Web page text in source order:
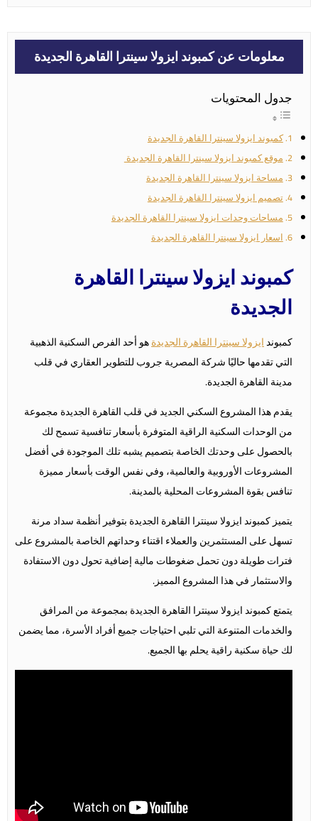
معلومات عن كمبوند ايزولا سينترا القاهرة الجديدة
جدول المحتويات
كمبوند ايزولا سينترا القاهرة الجديدة
موقع كمبوند ايزولا سينترا القاهرة الجديدة
مساحة ايزولا سينترا القاهرة الجديدة
تصميم ايزولا سينترا القاهرة الجديدة
مساحات وحدات ايزولا سينترا القاهرة الجديدة
اسعار ايزولا سينترا القاهرة الجديدة
كمبوند ايزولا سينترا القاهرة
الجديدة
كمبوندايزولا سينترا القاهرة الجديدةهو أحد الفرص السكنية الذهبية
التي تقدمها حاليًا شركة المصرية جروب للتطوير العقاري في قلب
مدينة القاهرة الجديدة.
يقدم هذا المشروع السكني الجديد في قلب القاهرة الجديدة مجموعة
من الوحدات السكنية الراقية المتوفرة بأسعار تنافسية تسمح لك
بالحصول على وحدتك الخاصة بتصميم يشبه تلك الموجودة في أفضل
المشروعات الأوروبية والعالمية، وفي نفس الوقت بأسعار مميزة
تنافس بقوة المشروعات المحلية بالمدينة.
يتميز كمبوند ايزولا سينترا القاهرة الجديدة بتوفير أنظمة سداد مرنة
تسهل على المستثمرين والعملاء اقتناء وحداتهم الخاصة بالمشروع على
فترات طويلة دون تحمل ضغوطات مالية إضافية تحول دون الاستفادة
والاستثمار في هذا المشروع المميز.
يتمتع كمبوند ايزولا سينترا القاهرة الجديدة بمجموعة من المرافق
والخدمات المتنوعة التي تلبي احتياجات جميع أفراد الأسرة، مما يضمن
لك حياة سكنية راقية يحلم بها الجميع.